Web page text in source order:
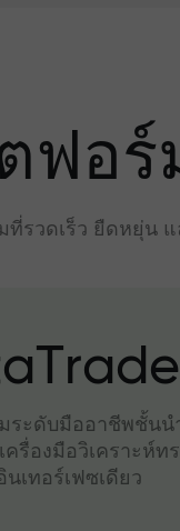
ฟอร์
รวดเร็ว ยืดหยุ่น
ระดับมืออาชีพชั้นน
ครื่องมือวิเคราะห์ท
นเทอร์เฟซเดียว